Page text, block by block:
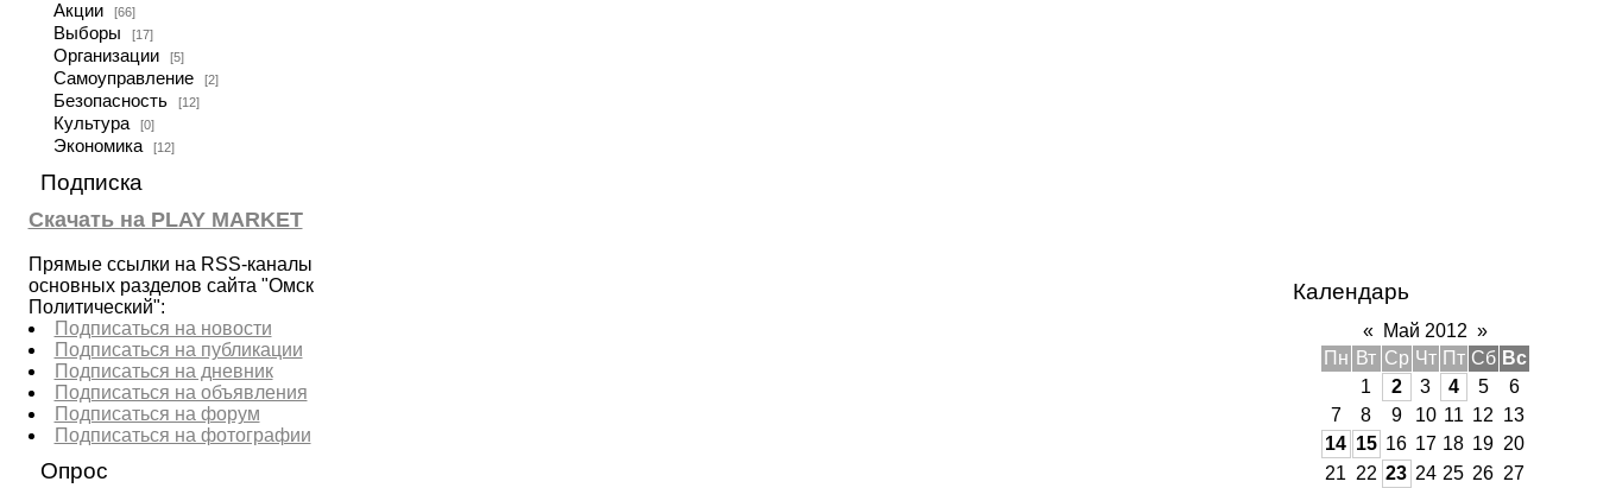
Акции [66]
Выборы [17]
Организации [5]
Самоуправление [2]
Безопасность [12]
Культура [0]
Экономика [12]
Подписка
Скачать на PLAY MARKET
Прямые ссылки на RSS-каналы
основных разделов сайта "Омск
Политический":
Подписаться на новости
Подписаться на публикации
Подписаться на дневник
Подписаться на объявления
Подписаться на форум
Подписаться на фотографии
Опрос
Календарь
« Май 2012 »
Пн Вт Ср Чт Пт Сб Вс
1
2 3 4 5
6
7
8 9 10 11 12 13
14 15 16 17 18 19 20
21 22 23 24 25 26 27